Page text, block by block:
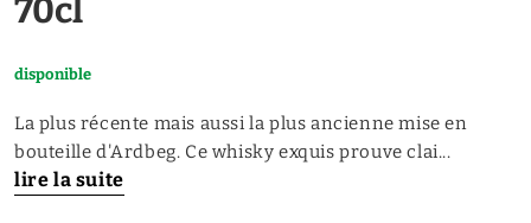
70cl
disponible
La plus récente mais aussi la plus ancienne mise en
bouteille d'Ardbeg. Ce whisky exquis prouve clai...
lire la suite